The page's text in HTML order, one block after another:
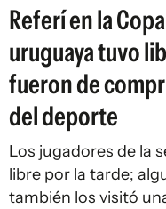
Referí en la
uruguaya tuvo
fueron de
del deporte
Los jugadores de la
libre por la tarde;
también los visitó